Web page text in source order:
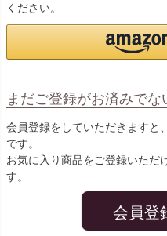
ください。
まだご登録がお済みでな
会員登録をしていただきますと
です。
お気に入り商品をご登録いただ
す。
会員登